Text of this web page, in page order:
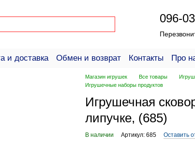
096-
и доставка Обмен и возврат Контакты Про
Магазин игрушек Все товары
Игрушечные наборы продуктов
Игрушечная
липучке, (685)
В наличии Артикул: 685 Оставить